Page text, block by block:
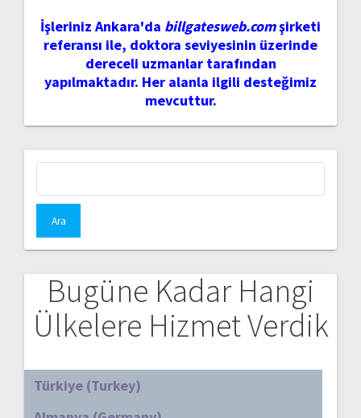
İşleriniz Ankara'da billgatesweb.comşirketi
referansı ile, doktora seviyesinin üzerinde
dereceli uzmanlar tarafından
yapılmaktadır. Her alanla ilgili desteğimiz
mevcuttur.
Bugüne Kadar Hangi
Ülkelere Hizmet Verdik
Türkiye (Turkey)